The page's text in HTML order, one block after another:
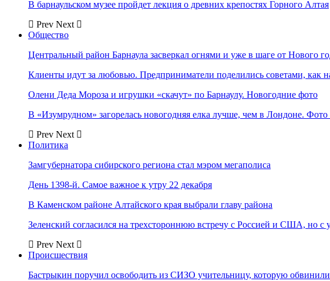
В барнаульском музее пройдет лекция о древних крепостях Горного Алтая
Prev Next
Общество
Центральный район Барнаула засверкал огнями и уже в шаге от Нового
Клиенты идут за любовью. Предприниматели поделились советами, как
Олени Деда Мороза и игрушки «скачут» по Барнаулу. Новогодние фото
В «Изумрудном» загорелась новогодняя елка лучше, чем в Лондоне. Фото
Prev Next
Политика
Замгубернатора сибирского региона стал мэром мегаполиса
День 1398-й. Самое важное к утру 22 декабря
В Каменском районе Алтайского края выбрали главу района
Зеленский согласился на трехстороннюю встречу с Россией и США, но с
Prev Next
Происшествия
Бастрыкин поручил освободить из СИЗО учительницу, которую